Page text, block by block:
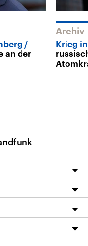
an der
Archiv
Krieg